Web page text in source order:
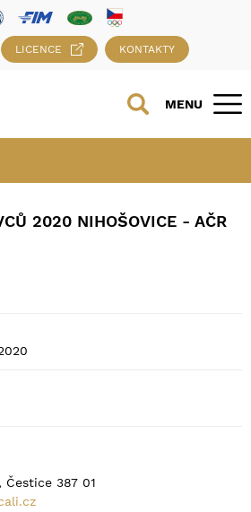
LICENCE KONTAKTY
MENU
2020 NIHOŠOVICE - AČR
387 01